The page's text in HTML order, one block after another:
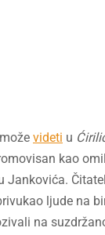
videti u
kao
ljude na
na